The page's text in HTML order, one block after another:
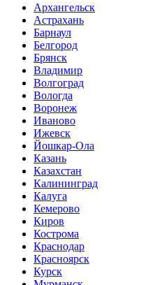
Архангельск
Астрахань
Барнаул
Белгород
Брянск
Владимир
Волгоград
Вологда
Воронеж
Иваново
Ижевск
Йошкар-Ола
Казань
Казахстан
Калининград
Калуга
Кемерово
Киров
Кострома
Краснодар
Красноярск
Курск